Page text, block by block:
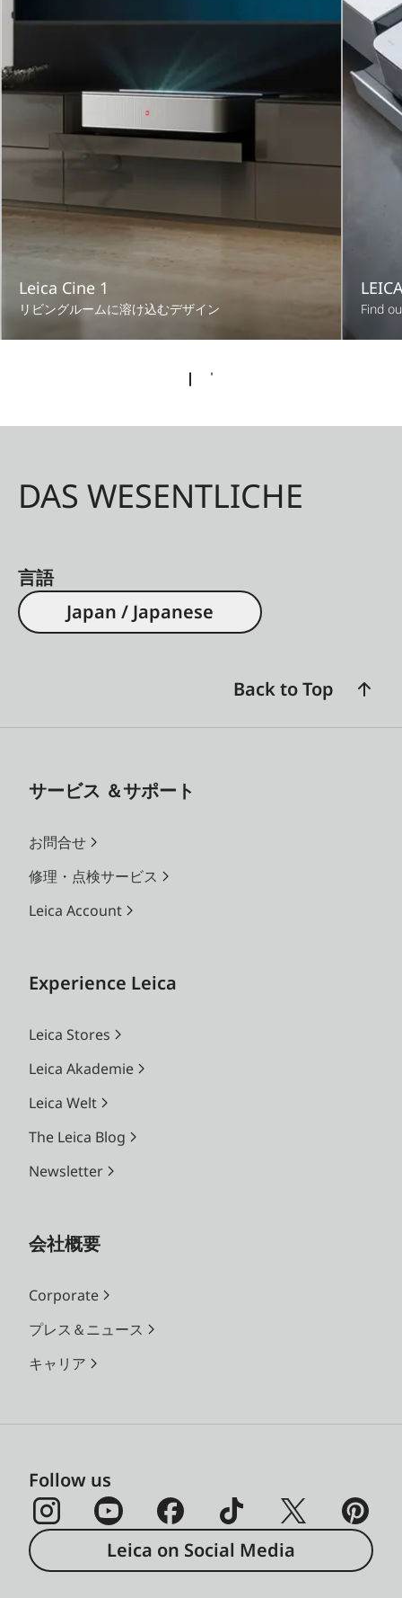
Leica Cine 1
リビングルームに溶け込むデザイン Find
DAS WESENTLICHE
言語
Japan / Japanese
Back to Top
サービス ＆サポート
お問合せ
修理・点検サービス
Leica Account
Experience Leica
Leica Stores
Leica Akademie
Leica Welt
The Leica Blog
Newsletter
会社概要
Corporate
プレス＆ニュース
キャリア
Follow us
Leica on Social Media